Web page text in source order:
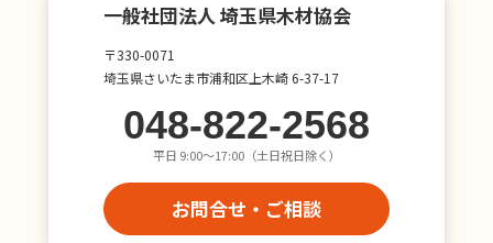
一般社団法人 埼玉県木材協会
〒330-0071
埼玉県さいたま市浦和区上木崎 6-37-17
048-822-2568
平日 9:00〜17:00（土日祝日除く）
お問合せ・ご相談